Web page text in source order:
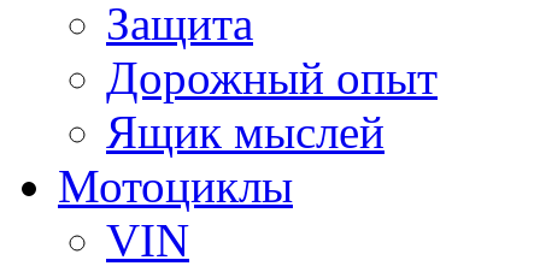
Защита
Дорожный опыт
Ящик мыслей
Мотоциклы
VIN